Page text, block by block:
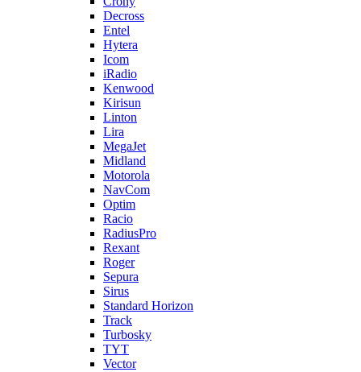
Decross
Entel
Hytera
Icom
iRadio
Kenwood
Kirisun
Linton
Lira
MegaJet
Midland
Motorola
NavCom
Optim
Racio
RadiusPro
Rexant
Roger
Sepura
Sirus
Standard Horizon
Track
Turbosky
TYT
Vector